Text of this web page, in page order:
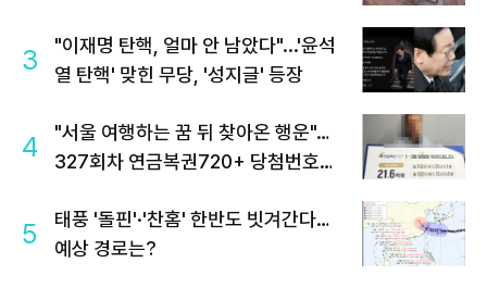
3
"이재명 탄핵, 얼마 안 남았다"...'윤석
열 탄핵' 맞힌 무당, '성지글' 등장
4
"서울 여행하는 꿈 뒤 찾아온 행운"…
327회차 연금복권720+ 당첨번호조
5
태풍 '돌핀'·'찬홈' 한반도 빗겨간다…
예상 경로는?